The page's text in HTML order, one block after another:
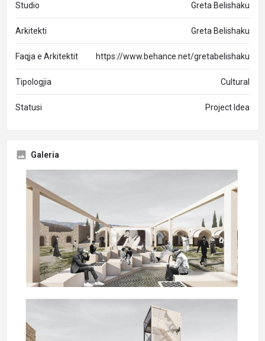
Studio Greta Belishaku
Arkitekti Greta Belishaku
Faqja e Arkitektit https://www.behance.net/gretabelishaku
Tipologjia Cultural
Statusi Project Idea
Galeria